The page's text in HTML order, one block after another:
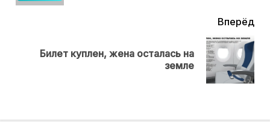
Вперёд
Билет куплен, жена осталась на
земле